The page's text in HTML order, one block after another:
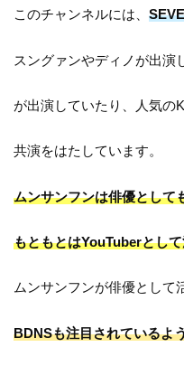
このチャンネルには、
スングァンやディノが出演
が出演していたり、人気の
共演をはたしています。
ムンサンフンは俳優として
もともとはYouTuberとし
ムンサンフンが俳優として
BDNSも注目されているよ